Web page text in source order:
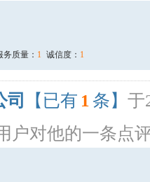
务质量： 1 诚信度： 1
司 【已有 1 条】 于
户对他的一条点